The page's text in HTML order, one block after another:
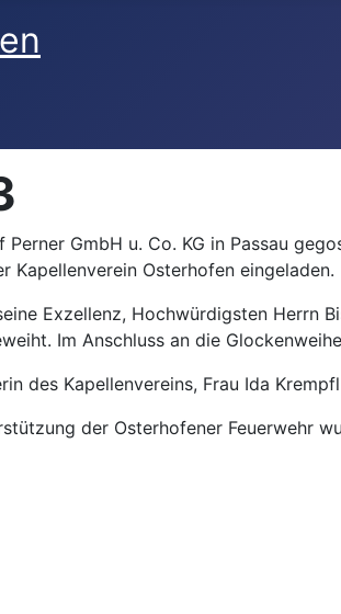
GmbH u. Co. KG in Passau
Kapellenverein Osterhofen eingeladen.
Exzellenz, Hochwürdigsten Herrn
Im Anschluss an die
des Kapellenvereins, Frau Ida
der Osterhofener Feuerwehr